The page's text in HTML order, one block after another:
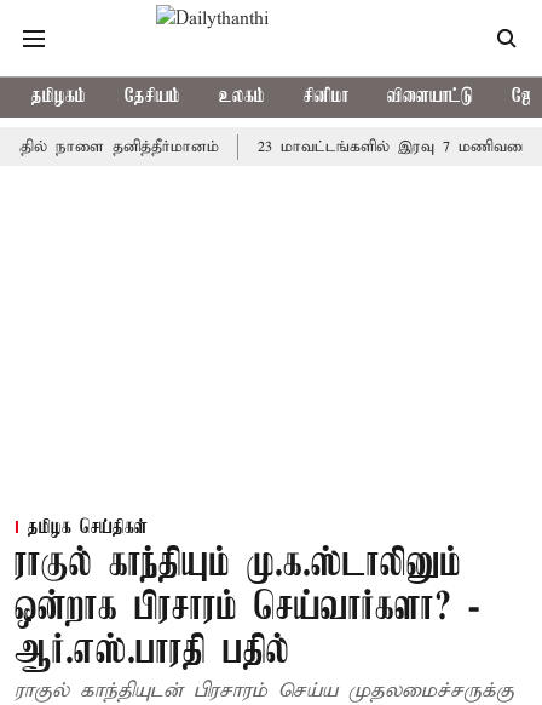
தமிழகம் தேசியம் உலகம் சினிமா விளையாட்டு
நாளை தனித்தீர்மானம் 23 மாவட்டங்களில் இரவு 7 மணிவரை
தமிழக செய்திகள்
ராகுல் காந்தியும் மு.க.ஸ்டாலினும்
ஒன்றாக பிரசாரம் செய்வார்களா? -
ஆர்.எஸ்.பாரதி பதில்
ராகுல் காந்தியுடன் பிரசாரம் செய்ய முதலமைச்சருக்கு